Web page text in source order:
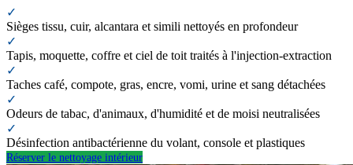
✓
Sièges tissu, cuir, alcantara et simili nettoyés en profondeur
✓
Tapis, moquette, coffre et ciel de toit traités à l'injection-extraction
✓
Taches café, compote, gras, encre, vomi, urine et sang détachées
✓
Odeurs de tabac, d'animaux, d'humidité et de moisi neutralisées
✓
Désinfection antibactérienne du volant, console et plastiques
Réserver le nettoyage intérieur